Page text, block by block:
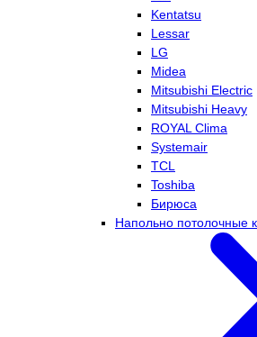
Kentatsu
Lessar
LG
Midea
Mitsubishi Electric
Mitsubishi Heavy
ROYAL Clima
Systemair
TCL
Toshiba
Бирюса
Напольно потолочные